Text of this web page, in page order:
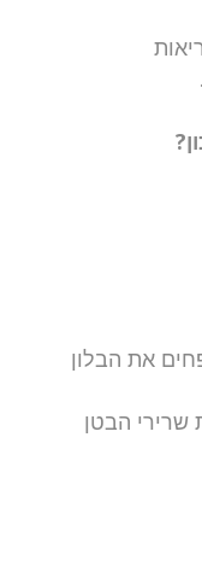
את הבלון
שרירי הבטן